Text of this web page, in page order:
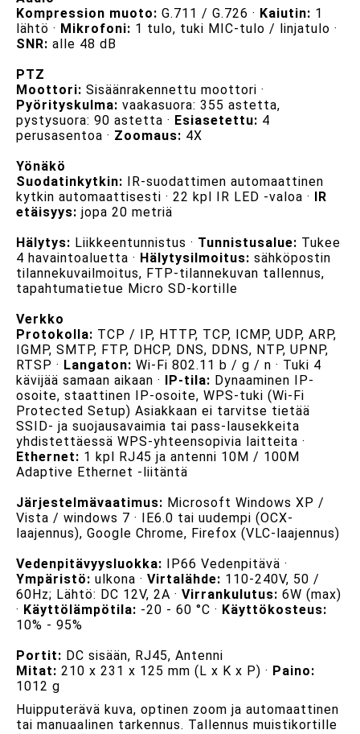
Kompression muoto: G.711 / G.726 · Kaiutin: 1
lähtö · Mikrofoni: 1 tulo, tuki MIC-tulo / linjatulo ·
SNR: alle 48 dB
PTZ
Moottori: Sisäänrakennettu moottori ·
Pyörityskulma: vaakasuora: 355 astetta,
pystysuora: 90 astetta · Esiasetettu: 4
perusasentoa · Zoomaus: 4X
Yönäkö
Suodatinkytkin: IR-suodattimen automaattinen
kytkin automaattisesti · 22 kpl IR LED -valoa · IR
etäisyys: jopa 20 metriä
Hälytys: Liikkeentunnistus · Tunnistusalue: Tukee
4 havaintoaluetta · Hälytysilmoitus: sähköpostin
tilannekuvailmoitus, FTP-tilannekuvan tallennus,
tapahtumatietue Micro SD-kortille
Verkko
Protokolla: TCP / IP, HTTP, TCP, ICMP, UDP, ARP,
IGMP, SMTP, FTP, DHCP, DNS, DDNS, NTP, UPNP,
RTSP · Langaton: Wi-Fi 802.11 b / g / n · Tuki 4
kävijää samaan aikaan · IP-tila: Dynaaminen IP-
osoite, staattinen IP-osoite, WPS-tuki (Wi-Fi
Protected Setup) Asiakkaan ei tarvitse tietää
SSID- ja suojausavaimia tai pass-lausekkeita
yhdistettäessä WPS-yhteensopivia laitteita ·
Ethernet: 1 kpl RJ45 ja antenni 10M / 100M
Adaptive Ethernet -liitäntä
Järjestelmävaatimus: Microsoft Windows XP /
Vista / windows 7 · IE6.0 tai uudempi (OCX-
laajennus), Google Chrome, Firefox (VLC-laajennus)
Vedenpitävyysluokka: IP66 Vedenpitävä ·
Ympäristö: ulkona · Virtalähde: 110-240V, 50 /
60Hz; Lähtö: DC 12V, 2A · Virrankulutus: 6W (max)
· Käyttölämpötila: -20 - 60 °C · Käyttökosteus:
10% - 95%
Portit: DC sisään, RJ45, Antenni
Mitat: 210 x 231 x 125 mm (L x K x P) · Paino:
1012 g
Huipputerävä kuva, optinen zoom ja automaattinen
tai manuaalinen tarkennus. Tallennus muistikortille